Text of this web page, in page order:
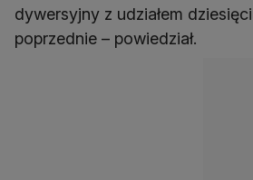
dywersyjny z udziałem
poprzednie – powiedział.